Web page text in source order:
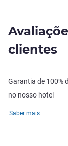
clientes
Garantia de 100%
no nosso hotel
Saber mais